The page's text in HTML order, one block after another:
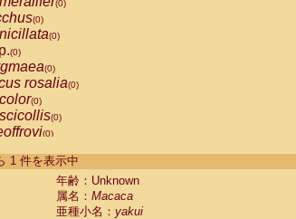
(0)
(0)
(0)
(0)
(0)
rosalia(0)
(0)
(0)
(0)
(0)
(0)
1 件を表示中
年齢：Unknown
属名： Macaca
亜種小名： yakui